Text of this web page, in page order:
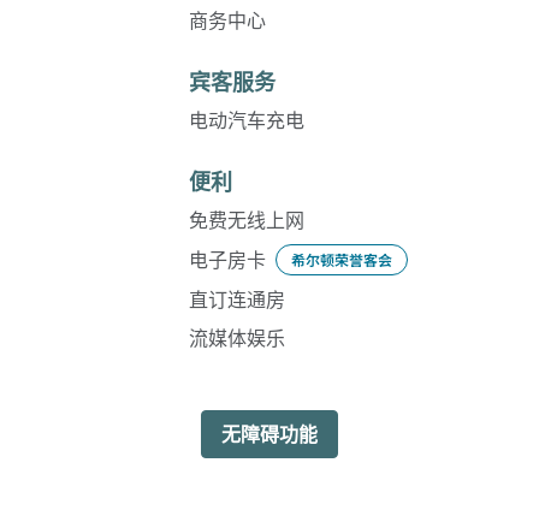
商务中心
宾客服务
电动汽车充电
便利
免费无线上网
电子房卡
希尔顿荣誉客会
直订连通房
流媒体娱乐
无障碍功能